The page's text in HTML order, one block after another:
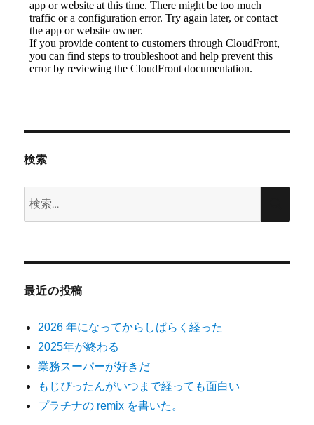
検索
検
索
最近の投稿
2026 年になってからしばらく経った
2025年が終わる
業務スーパーが好きだ
もじぴったんがいつまで経っても面白い
プラチナの remix を書いた。